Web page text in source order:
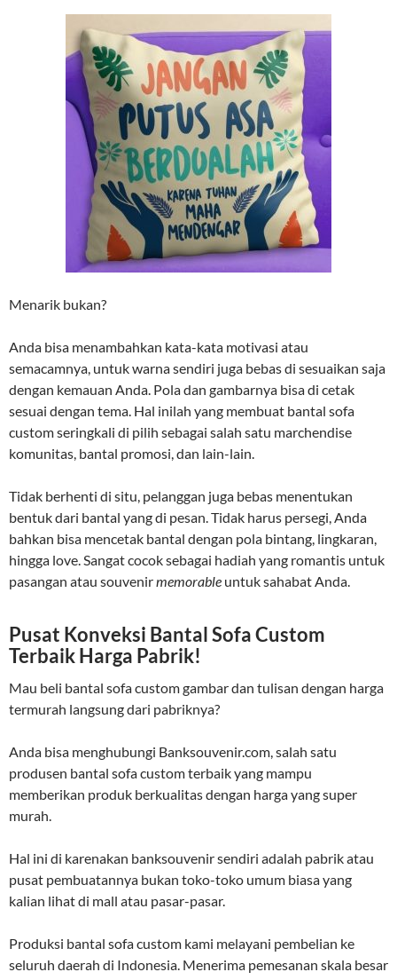
Menarik bukan?
Anda bisa menambahkan kata-kata motivasi atau
semacamnya, untuk warna sendiri juga bebas di sesuaikan saja
dengan kemauan Anda. Pola dan gambarnya bisa di cetak
sesuai dengan tema. Hal inilah yang membuat bantal sofa
custom seringkali di pilih sebagai salah satu marchendise
komunitas, bantal promosi, dan lain-lain.
Tidak berhenti di situ, pelanggan juga bebas menentukan
bentuk dari bantal yang di pesan. Tidak harus persegi, Anda
bahkan bisa mencetak bantal dengan pola bintang, lingkaran,
hingga love. Sangat cocok sebagai hadiah yang romantis untuk
pasangan atau souvenirmemorable untuk sahabat Anda.
Pusat Konveksi Bantal Sofa Custom
Terbaik Harga Pabrik!
Mau beli bantal sofa custom gambar dan tulisan dengan harga
termurah langsung dari pabriknya?
Anda bisa menghubungi Banksouvenir.com, salah satu
produsen bantal sofa custom terbaik yang mampu
memberikan produk berkualitas dengan harga yang super
murah.
Hal ini di karenakan banksouvenir sendiri adalah pabrik atau
pusat pembuatannya bukan toko-toko umum biasa yang
kalian lihat di mall atau pasar-pasar.
Produksi bantal sofa custom kami melayani pembelian ke
seluruh daerah di Indonesia. Menerima pemesanan skala besar